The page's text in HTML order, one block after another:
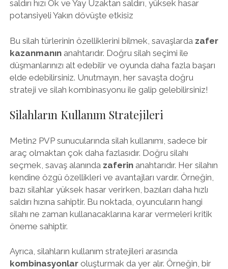
saldırı hızı Ok ve Yay Uzaktan saldırı, yüksek hasar
potansiyeli Yakın dövüşte etkisiz
Bu silah türlerinin özelliklerini bilmek, savaşlarda zafer
kazanmanınanahtarıdır. Doğru silah seçimi ile
düşmanlarınızı alt edebilir ve oyunda daha fazla başarı
elde edebilirsiniz. Unutmayın, her savaşta doğru
strateji ve silah kombinasyonu ile galip gelebilirsiniz!
Silahların Kullanım Stratejileri
Metin2 PVP sunucularında silah kullanımı, sadece bir
araç olmaktan çok daha fazlasıdır. Doğru silahı
seçmek, savaş alanında zaferinanahtarıdır. Her silahın
kendine özgü özellikleri ve avantajları vardır. Örneğin,
bazı silahlar yüksek hasar verirken, bazıları daha hızlı
saldırı hızına sahiptir. Bu noktada, oyuncuların hangi
silahı ne zaman kullanacaklarına karar vermeleri kritik
öneme sahiptir.
Ayrıca, silahların kullanım stratejileri arasında
kombinasyonlaroluşturmak da yer alır. Örneğin, bir